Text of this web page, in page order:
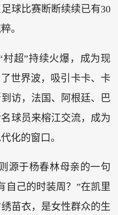
球比赛断断续续已有30
。
村超”持续火爆，成为现
世界波，吸引卡卡、卡
访，法国、阿根廷、巴
球员来榕江交流，成为
化的窗口。
源于杨春林母亲的一句
自己的时装周？”在凯里
苗衣，是女性群众的生